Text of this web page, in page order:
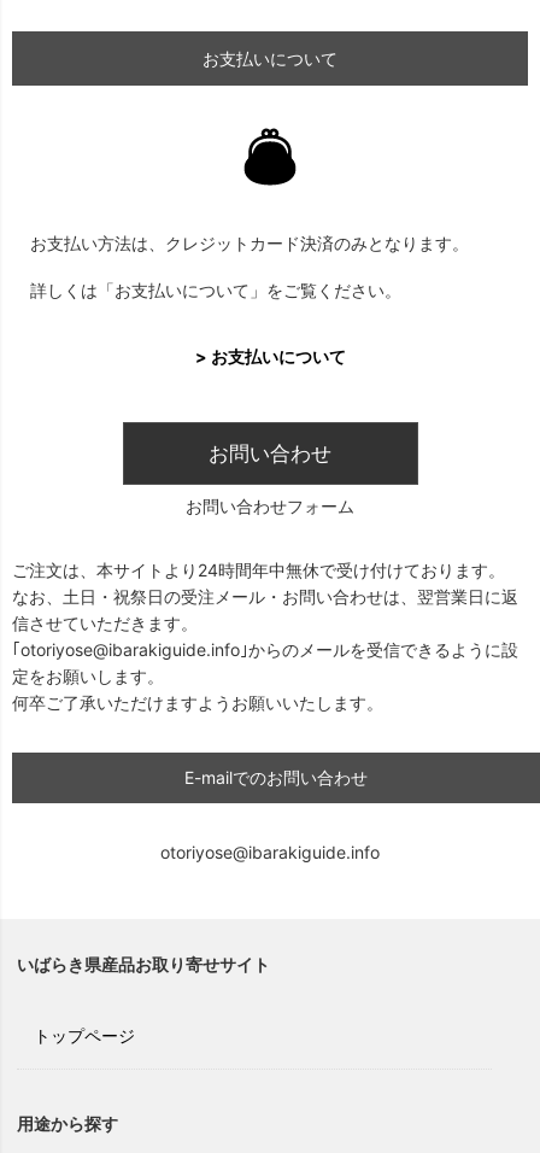
お支払いについて
お支払い方法は、クレジットカード決済のみとなります。
詳しくは「お支払いについて」をご覧ください。
> お支払いについて
お問い合わせ
お問い合わせフォーム
ご注文は、本サイトより24時間年中無休で受け付けております。
なお、土日・祝祭日の受注メール・お問い合わせは、翌営業日に返
信させていただきます。
｢otoriyose@ibarakiguide.info｣からのメールを受信できるように設
定をお願いします。
何卒ご了承いただけますようお願いいたします。
E-mailでのお問い合わせ
otoriyose@ibarakiguide.info
いばらき県産品お取り寄せサイト
トップページ
用途から探す